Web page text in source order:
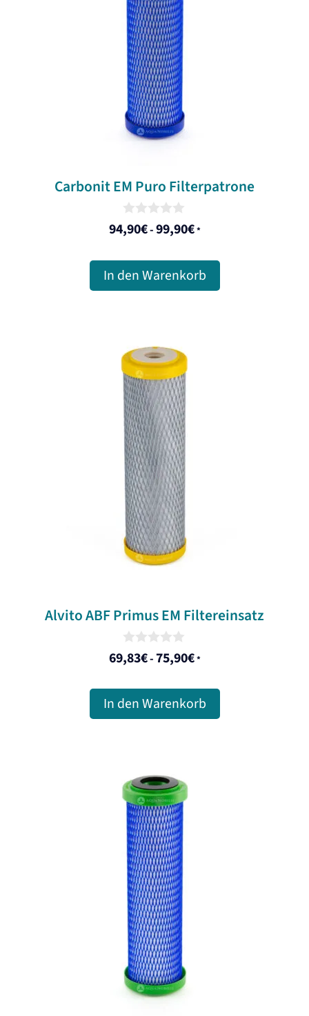
Carbonit EM Puro Filterpatrone
0
o
o
f
5
94,90€-99,90€*
In den Warenkorb
Alvito ABF Primus EM Filtereinsatz
0
o
t
o
f
5
69,83€-75,90€*
In den Warenkorb